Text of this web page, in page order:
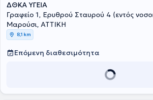
ΔΘΚΑ ΥΓΕΙΑ
Γραφείο 1, Ερυθρού Σταυρού 4 (εντός
Μαρούσι, ΑΤΤΙΚΗ
8,1 km
Επόμενη διαθεσιμότητα